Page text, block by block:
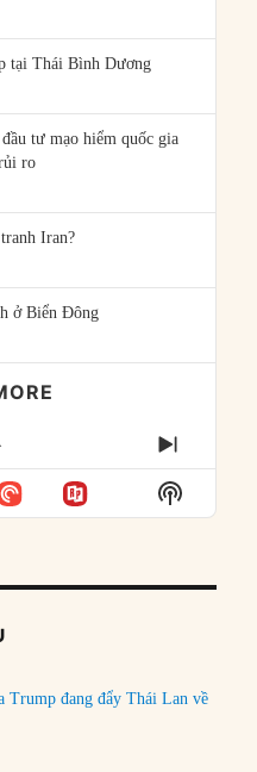
tại Thái Bình Dương
tư mạo hiểm quốc gia
ro
Iran?
ở Biển Đông
NEXT
Show
Podcast
Trump đang đẩy Thái Lan về